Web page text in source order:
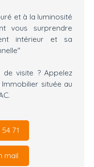
et à la luminosité
vous surprendre
intérieur et sa
visite ? Appelez
située au
71
mail